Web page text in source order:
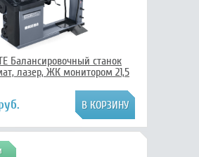
Балансировочный станок
лазер, ЖК монитором 21,5